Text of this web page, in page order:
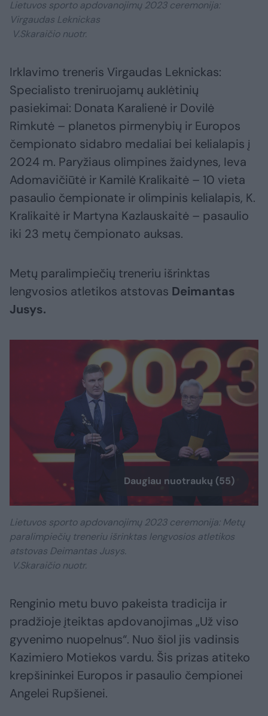
Lietuvos sporto apdovanojimų 2023 ceremonija:
Virgaudas Leknickas
V.Skaraičio nuotr.
Irklavimo treneris Virgaudas Leknickas:
Specialisto treniruojamų auklėtinių
pasiekimai: Donata Karalienė ir Dovilė
Rimkutė – planetos pirmenybių ir Europos
čempionato sidabro medaliai bei kelialapis į
2024 m. Paryžiaus olimpines žaidynes, Ieva
Adomavičiūtė ir Kamilė Kralikaitė – 10 vieta
pasaulio čempionate ir olimpinis kelialapis, K.
Kralikaitė ir Martyna Kazlauskaitė – pasaulio
iki 23 metų čempionato auksas.
Metų paralimpiečių treneriu išrinktas
lengvosios atletikos atstovas Deimantas
Jusys.
Daugiau nuotraukų (55)
Lietuvos sporto apdovanojimų 2023 ceremonija: Metų
paralimpiečių treneriu išrinktas lengvosios atletikos
atstovas Deimantas Jusys.
V.Skaraičio nuotr.
Renginio metu buvo pakeista tradicija ir
pradžioje įteiktas apdovanojimas „Už viso
gyvenimo nuopelnus“. Nuo šiol jis vadinsis
Kazimiero Motiekos vardu. Šis prizas atiteko
krepšininkei Europos ir pasaulio čempionei
Angelei Rupšienei.